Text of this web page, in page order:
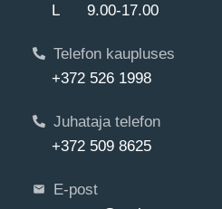
L 9.00-17.00
Telefon kaupluses
+372 526 1998
Juhataja telefon
+372 509 8625
E-post